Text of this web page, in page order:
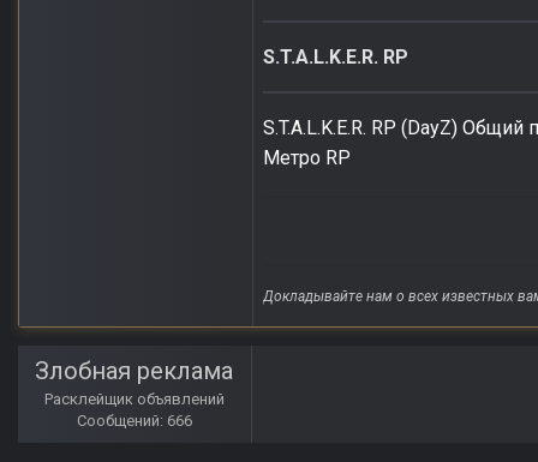
S.T.A.L.K.E.R. RP
S.T.A.L.K.E.R. RP (DayZ) Общий
Метро RP
Докладывайте нам о всех известных
Злобная реклама
Расклейщик объявлений
Сообщений: 666